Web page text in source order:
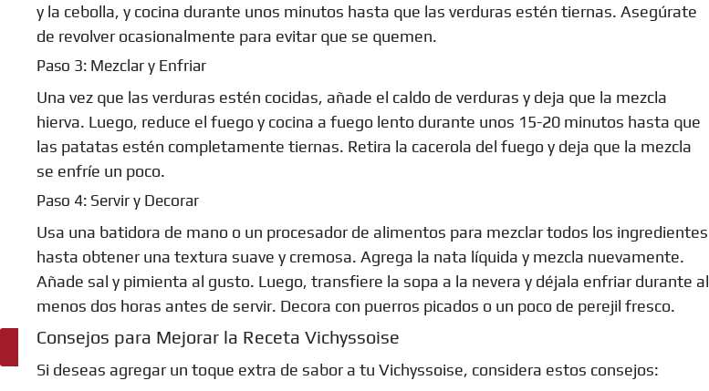
Ingredientes
y la cebolla, y cocina durante unos minutos hasta que las verduras estén tiernas. Asegúrate
de revolver ocasionalmente para evitar que se quemen.
Paso 3: Mezclar y Enfriar
Una vez que las verduras estén cocidas, añade el caldo de verduras y deja que la mezcla
hierva. Luego, reduce el fuego y cocina a fuego lento durante unos 15-20 minutos hasta que
las patatas estén completamente tiernas. Retira la cacerola del fuego y deja que la mezcla
se enfríe un poco.
Paso 4: Servir y Decorar
Usa una batidora de mano o un procesador de alimentos para mezclar todos los ingredientes
hasta obtener una textura suave y cremosa. Agrega la nata líquida y mezcla nuevamente.
Añade sal y pimienta al gusto. Luego, transfiere la sopa a la nevera y déjala enfriar durante al
menos dos horas antes de servir. Decora con puerros picados o un poco de perejil fresco.
Consejos para Mejorar la Receta Vichyssoise
Si deseas agregar un toque extra de sabor a tu Vichyssoise, considera estos consejos: